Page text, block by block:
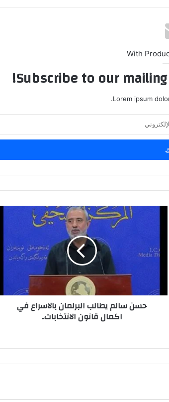
With
Subscribe to our
Lorem ipsum
بالاسراع
الانتخابات..
حسن سالم يطالب البرلمان بالاسراع في
اكمال قانون الانتخابات..